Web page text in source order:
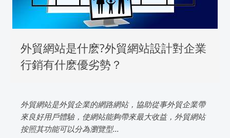
外貿網站是什麽?外貿網站設計對企業
行銷有什麽優劣勢？
外貿網站是外貿企業的網路網站，協助從事外貿企業帶
來良好用戶體驗，使網站能夠帶來最大收益，外貿網站
按照其功能可以分為瀏覽型...